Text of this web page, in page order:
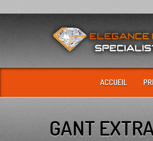
ACCUEIL
GANT